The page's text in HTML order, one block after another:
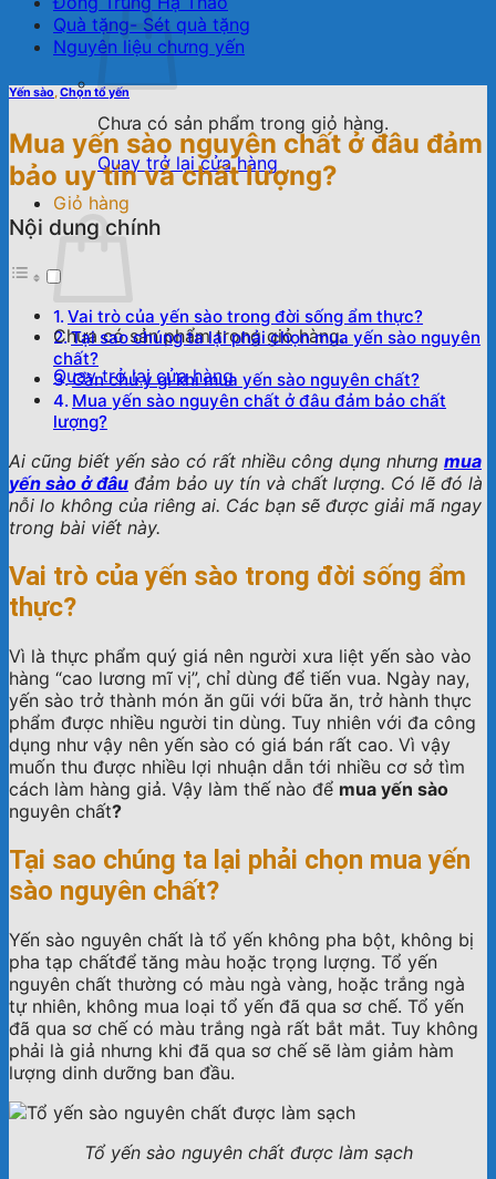
Chưa có sản phẩm trong giỏ hàng.
Quay trở lại cửa hàng
Giỏ hàng
Chưa có sản phẩm trong giỏ hàng.
Quay trở lại cửa hàng
Quà tặng- Sét quà tặng
Nguyên liệu chưng yến
Yến sào,Chọn tổ yến
Mua yến sào nguyên chất ở đâu đảm
bảo uy tín và chất lượng?
Nội dung chính
Vai trò của yến sào trong đời sống ẩm thực?
Tại sao chúng ta lại phải chọn mua yến sào nguyên
chất?
Cần chú ý gì khi mua yến sào nguyên chất?
Mua yến sào nguyên chất ở đâu đảm bảo chất
lượng?
Ai cũng biết yến sào có rất nhiều công dụng nhưng mua
yến sào ở đâu đảm bảo uy tín và chất lượng. Có lẽ đó là
nỗi lo không của riêng ai. Các bạn sẽ được giải mã ngay
trong bài viết này.
Vai trò của yến sào trong đời sống ẩm
thực?
Vì là thực phẩm quý giá nên người xưa liệt yến sào vào
hàng “cao lương mĩ vị”, chỉ dùng để tiến vua. Ngày nay,
yến sào trở thành món ăn gũi với bữa ăn, trở hành thực
phẩm được nhiều người tin dùng. Tuy nhiên với đa công
dụng như vậy nên yến sào có giá bán rất cao. Vì vậy
muốn thu được nhiều lợi nhuận dẫn tới nhiều cơ sở tìm
cách làm hàng giả. Vậy làm thế nào để mua yến sào
nguyên chất?
Tại sao chúng ta lại phải chọn mua yến
sào nguyên chất?
Yến sào nguyên chất là tổ yến không pha bột, không bị
pha tạp chấtđể tăng màu hoặc trọng lượng. Tổ yến
nguyên chất thường có màu ngà vàng, hoặc trắng ngà
tự nhiên, không mua loại tổ yến đã qua sơ chế. Tổ yến
đã qua sơ chế có màu trắng ngà rất bắt mắt. Tuy không
phải là giả nhưng khi đã qua sơ chế sẽ làm giảm hàm
lượng dinh dưỡng ban đầu.
Tổ yến sào nguyên chất được làm sạch